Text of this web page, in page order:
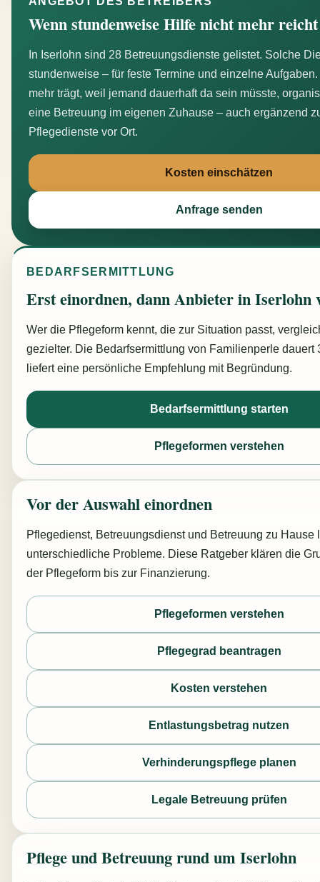
Wenn stundenweise Hilfe nicht mehr reicht
In Iserlohn sind 28 Betreuungsdienste gelistet. Solche
stundenweise – für feste Termine und einzelne
mehr trägt, weil jemand dauerhaft da sein müsste,
eine Betreuung im eigenen Zuhause – auch ergänzend
Pflegedienste vor Ort.
Kosten einschätzen
Anfrage senden
BEDARFSERMITTLUNG
Erst einordnen, dann Anbieter in Iserlohn
Wer die Pflegeform kennt, die zur Situation passt,
gezielter. Die Bedarfsermittlung von Familienperle dauert
liefert eine persönliche Empfehlung mit Begründung.
Bedarfsermittlung starten
Pflegeformen verstehen
Vor der Auswahl einordnen
Pflegedienst, Betreuungsdienst und Betreuung zu Hause
unterschiedliche Probleme. Diese Ratgeber klären die
der Pflegeform bis zur Finanzierung.
Pflegeformen verstehen
Pflegegrad beantragen
Kosten verstehen
Entlastungsbetrag nutzen
Verhinderungspflege planen
Legale Betreuung prüfen
Pflege und Betreuung rund um Iserlohn